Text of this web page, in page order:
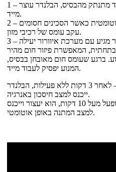
1 – חיישן בטיחות מגנטי – כאשר הכד מתנתק מהבסיס, הבלנדר עוצר
מייד.
2 – הגנה מעומס יתר – המנוע עוצר אוטומטית כאשר הסכינים חסומים
עקב עומס של רכיבי מזון.
3 – הגנה מחימום יתר – הבלנדר מגיע עם מערכת איוורור יעילה
בתחתית, המאפשרת פיזור חום מהיר
ברגע שעומס חום מאובחן בבסיס,
המנוע יפסיק לעבוד מייד.
מצב חיסכון באנרגיה/ מצב בטוח – לאחר 3 דקות ללא פעילות, הבלנדר
ייכנס למצב חיסכון באנרגיה.
מצב המתנה – כאשר הבלנדר מופעל מעל 10 דקות, הוא יעצור וייכנס
למצב המתנה באופן אוטומטי.